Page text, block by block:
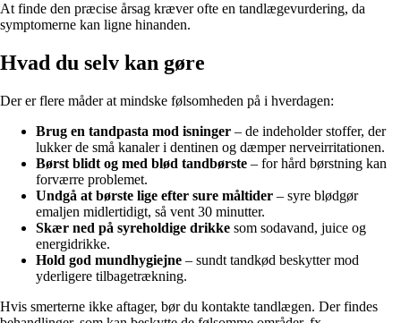
At finde den præcise årsag kræver ofte en tandlægevurdering, da
symptomerne kan ligne hinanden.
Hvad du selv kan gøre
Der er flere måder at mindske følsomheden på i hverdagen:
Brug en tandpasta mod isninger – de indeholder stoffer, der
lukker de små kanaler i dentinen og dæmper nerveirritationen.
Børst blidt og med blød tandbørste – for hård børstning kan
forværre problemet.
Undgå at børste lige efter sure måltider – syre blødgør
emaljen midlertidigt, så vent 30 minutter.
Skær ned på syreholdige drikke som sodavand, juice og
energidrikke.
Hold god mundhygiejne – sundt tandkød beskytter mod
yderligere tilbagetrækning.
Hvis smerterne ikke aftager, bør du kontakte tandlægen. Der findes